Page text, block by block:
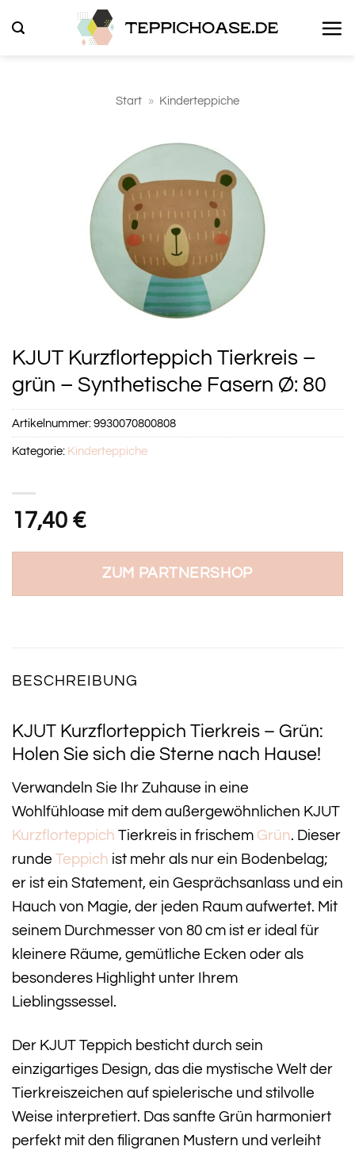
Inhalt
Start » Kinderteppiche
KJUT Kurzflorteppich Tierkreis –
grün – Synthetische Fasern Ø: 80
17,40 €
ZUM PARTNERSHOP
Artikelnummer:9930070800808
Kategorie: Kinderteppiche
BESCHREIBUNG
KJUT Kurzflorteppich Tierkreis – Grün:
Holen Sie sich die Sterne nach Hause!
Verwandeln Sie Ihr Zuhause in eine
Wohlfühloase mit dem außergewöhnlichen KJUT
Kurzflorteppich Tierkreis in frischem Grün. Dieser
runde Teppich ist mehr als nur ein Bodenbelag;
er ist ein Statement, ein Gesprächsanlass und ein
Hauch von Magie, der jeden Raum aufwertet. Mit
seinem Durchmesser von 80 cm ist er ideal für
kleinere Räume, gemütliche Ecken oder als
besonderes Highlight unter Ihrem
Lieblingssessel.
Der KJUT Teppich besticht durch sein
einzigartiges Design, das die mystische Welt der
Tierkreiszeichen auf spielerische und stilvolle
Weise interpretiert. Das sanfte Grün harmoniert
perfekt mit den filigranen Mustern und verleiht